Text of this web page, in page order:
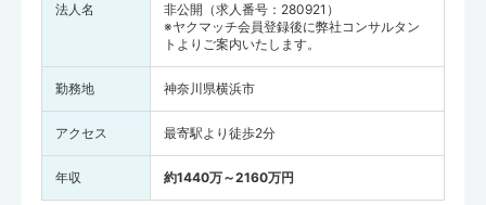
法人名
非公開（求人番号：280921）
※ヤクマッチ会員登録後に弊社コンサルタン
トよりご案内いたします。
勤務地 神奈川県横浜市
アクセス 最寄駅より徒歩2分
年収 約1440万～2160万円